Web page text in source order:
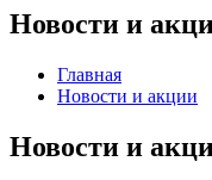
Новости и
Главная
Новости и акции
Новости и